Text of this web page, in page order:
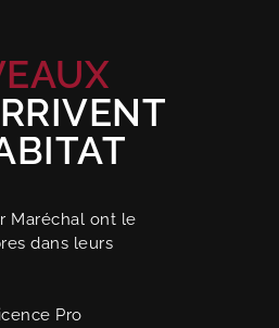
Maréchal ont le
dans leurs
Pro